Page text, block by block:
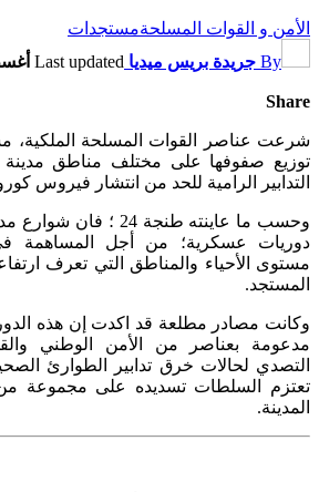
الأمن و القوات المسلحةمستجدات
By جريدة بريس ميديا Last updated
Share
شرعت عناصر القوات المسلحة الملكية،
توزيع صفوفها على مختلف مناطق
التدابير الرامية للحد من انتشار فيروس
وحسب ما عاينته طنجة
دوريات عسكرية؛ من أجل المساهمة
مستوى الأحياء والمناطق التي تعرف
المستجد.
وكانت مصادر مطلعة قد اكدت إن هذه
مدعومة بعناصر من الأمن الوطني
التصدي لحالات خرق تدابير الطوارئ
تعتزم السلطات تسديده على مجموعة من
المدينة.